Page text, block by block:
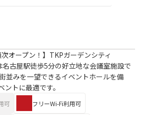
オープン！】TKPガーデンシティ
古屋駅徒歩5分の好立地な会議室施設で
並みを一望できるイベントホールを備
トに最適です。
可 フリーWi-Fi利用可